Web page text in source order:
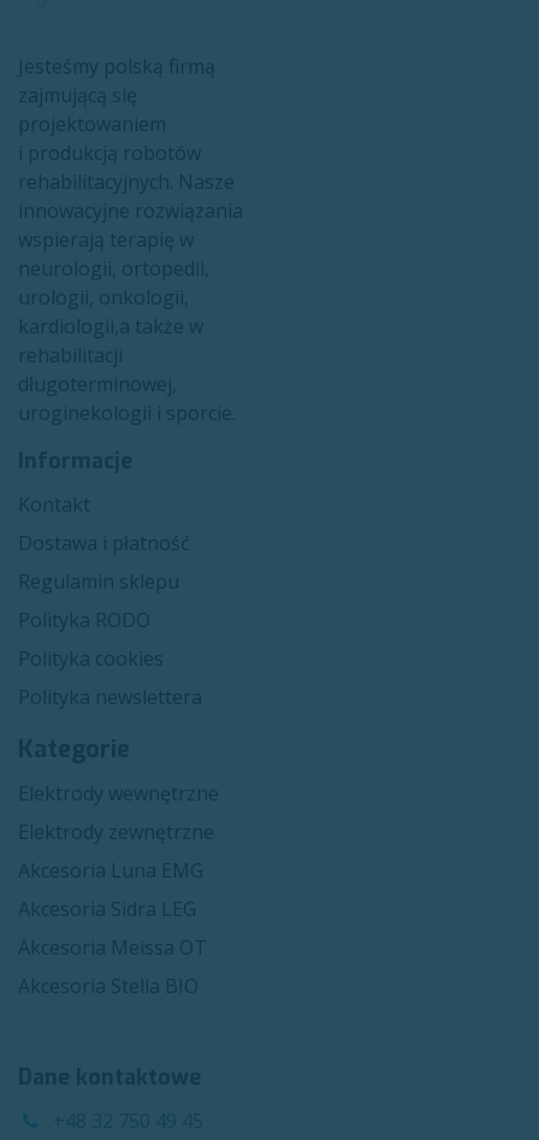
Jesteśmy polską firmą
zajmującą się
projektowaniem
i produkcją robotów
rehabilitacyjnych. Nasze
innowacyjne rozwiązania
wspierają terapię w
neurologii, ortopedii,
urologii, onkologii,
kardiologii,a także w
rehabilitacji
długoterminowej,
uroginekologii i sporcie.​
Kon​​takt
Dostawa i płatność
Regulamin sklepu
Polityka RODO
Polityka cookies
Polityka newslettera
Elektrody wewnętrzne
Elektrody zewnętrzne
Akcesoria Luna EMG
Akcesoria Sidra LEG
Akcesoria Meissa OT
Akcesoria Stella BIO
+48 32 750 49 45